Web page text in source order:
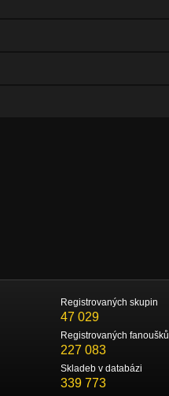
Registrovaných skupin
47 029
Registrovaných fanoušků
227 083
Skladeb v databázi
339 773